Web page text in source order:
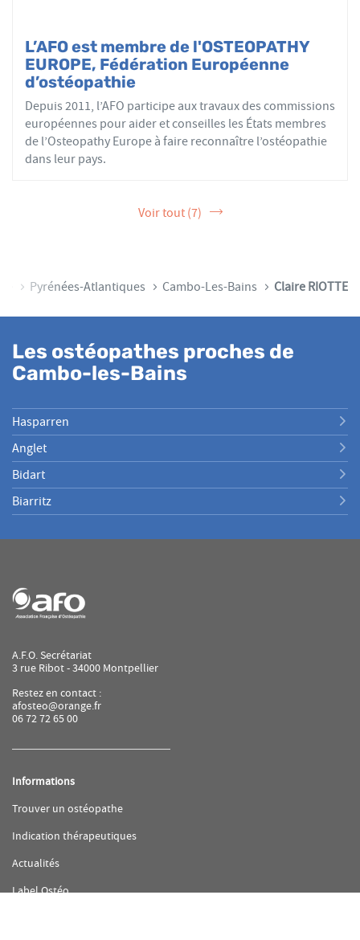
L’AFO est membre de l'OSTEOPATHY
EUROPE, Fédération Européenne
d’ostéopathie
Depuis 2011, l’AFO participe aux travaux des commissions
européennes pour aider et conseilles les États membres
de l’Osteopathy Europe à faire reconnaître l’ostéopathie
dans leur pays.
Voir tout (7)
Pyrénées-Atlantiques Cambo-Les-Bains Claire RIOTTE
Les ostéopathes proches de
Cambo-les-Bains
Hasparren
Anglet
Bidart
Biarritz
A.F.O. Secrétariat
3 rue Ribot - 34000 Montpellier
Restez en contact :
afosteo@orange.fr
06 72 72 65 00
Informations
Trouver un ostéopathe(ouvre
une
Indication thérapeutiques(ouvre
Actualités(ouvre
une
Label Ostéo